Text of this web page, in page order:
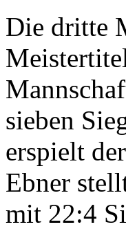
Die dritte
sieben
erspielt
Ebner
mit 22:4